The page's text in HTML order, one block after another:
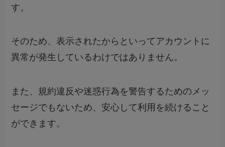
す。
そのため、表示されたからといってアカウントに
異常が発生しているわけではありません。
また、規約違反や迷惑行為を警告するためのメッ
セージでもないため、安心して利用を続けること
ができます。